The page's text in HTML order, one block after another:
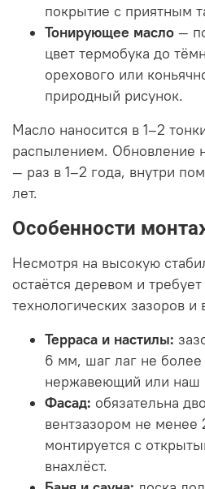
покрытие с приятным
Тонирующее масло —
цвет термобука до
орехового или
природный рисунок.
Масло наносится в 1–2
распылением. Обновление
— раз в 1–2 года, внутри
лет.
Особенности
Несмотря на высокую
остаётся деревом и
технологических зазоров и
Терраса и настилы:
6 мм, шаг лаг не
нержавеющий или наш
Фасад: обязательна
вентзазором не
монтируется с
внахлёст.